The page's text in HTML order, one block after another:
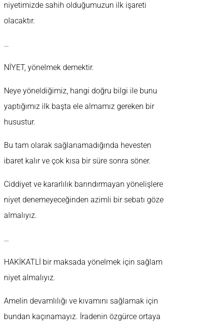
niyetimizde sahih olduğumuzun ilk işareti
olacaktır.
…
NİYET, yönelmek demektir.
Neye yöneldiğimiz, hangi doğru bilgi ile bunu
yaptığımız ilk başta ele almamız gereken bir
husustur.
Bu tam olarak sağlanamadığında hevesten
ibaret kalır ve çok kısa bir süre sonra söner.
Ciddiyet ve kararlılık barındırmayan yönelişlere
niyet denemeyeceğinden azimli bir sebatı göze
almalıyız.
…
HAKİKATLİ bir maksada yönelmek için sağlam
niyet almalıyız.
Amelin devamlılığı ve kıvamını sağlamak için
bundan kaçınamayız. İradenin özgürce ortaya